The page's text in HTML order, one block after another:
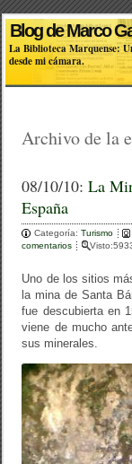
Blog de Marco
La Biblioteca Marquense:
desde mi cámara.
Archivo de la
08/10/10:La
España
Categoría:Turismo
comentarios
Uno de los sitios
la mina de Santa
fue descubierta en
viene de mucho
sus minerales.